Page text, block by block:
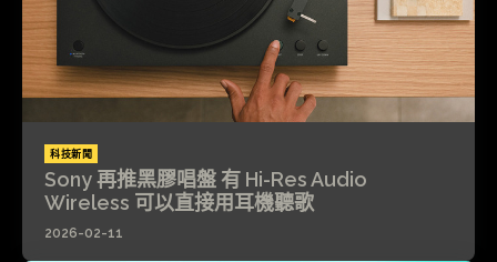
科技新聞
Sony 再推黑膠唱盤 有 Hi-Res Audio
Wireless 可以直接用耳機聽歌
2026-02-11